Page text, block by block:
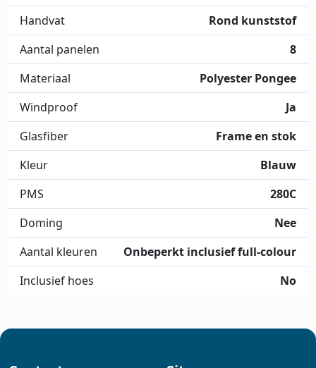
Rond kunststof
Handvat
8
Aantal panelen
Polyester Pongee
Materiaal
Ja
Windproof
Frame en stok
Glasfiber
Blauw
Kleur
280C
PMS
Nee
Doming
Onbeperkt inclusief full-colour
Aantal kleuren
No
Inclusief hoes